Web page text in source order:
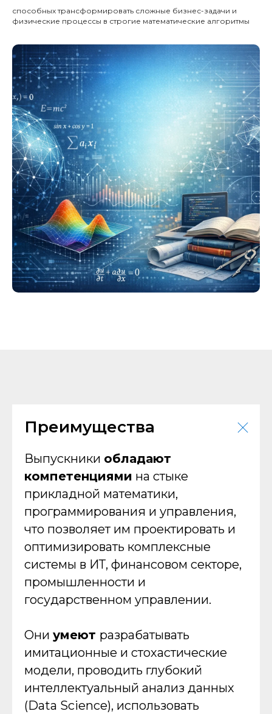
способных трансформировать сложные бизнес-задачи и
физические процессы в строгие математические алгоритмы
Преимущества
Выпускники обладают
компетенциями на стыке
прикладной математики,
программирования и управления,
что позволяет им проектировать и
оптимизировать комплексные
системы в ИТ, финансовом секторе,
промышленности и
государственном управлении.
Они умеют разрабатывать
имитационные и стохастические
модели, проводить глубокий
интеллектуальный анализ данных
(Data Science), использовать